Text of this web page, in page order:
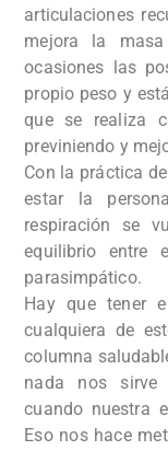
articulaciones
mejora la
ocasiones las
propio peso y
que se realiza
previniendo y
Con la práctica
estar la
respiración se
equilibrio entre
parasimpático.
Hay que tener
cualquiera de
columna
nada nos sirve
cuando nuestra
Eso nos hace